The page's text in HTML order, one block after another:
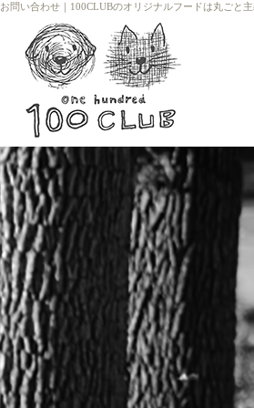
お問い合わせ ｜ 100CLUBのオリジナルフードは丸ごと